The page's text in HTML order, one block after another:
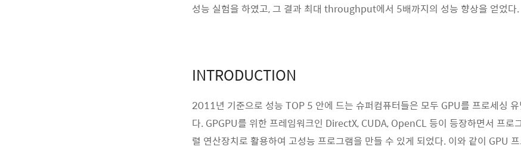
성능 실험을 하였고, 그 결과 최대 throughput에서 5배까지의 성능 향상을 얻었다.
INTRODUCTION
2011년 기준으로 성능 TOP 5 안에 드는 슈퍼컴퓨터들은 모두 GPU를 프로세싱
다. GPGPU를 위한 프레임워크인 DirectX, CUDA, OpenCL 등이 등장하면서 프로
렬 연산장치로 활용하여 고성능 프로그램을 만들 수 있게 되었다. 이와 같이 GPU